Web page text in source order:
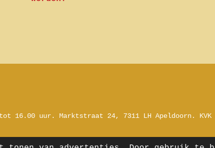
16.00 uur. Marktstraat 24, 7311 LH Apeldoorn.